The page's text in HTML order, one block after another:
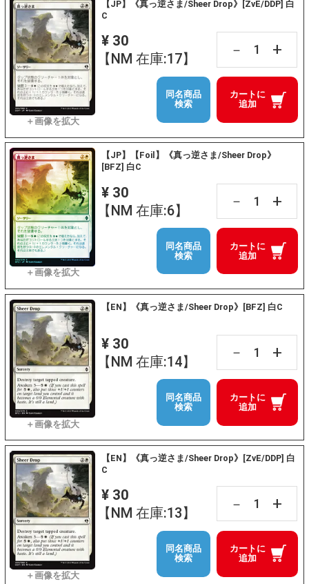
【JP】《真っ逆さま/Sheer Drop》[ZvE/DDP] 白
C
¥ 30
【NM 在庫:17】
－ +
カートに
追加
同名商品
検索
【JP】【Foil】《真っ逆さま/Sheer Drop》
[BFZ] 白C
¥ 30
【NM 在庫:6】
－ +
カートに
追加
同名商品
検索
【EN】《真っ逆さま/Sheer Drop》[BFZ] 白C
¥ 30
【NM 在庫:14】
－ +
カートに
追加
同名商品
検索
【EN】《真っ逆さま/Sheer Drop》[ZvE/DDP] 白
C
¥ 30
【NM 在庫:13】
－ +
カートに
追加
同名商品
検索